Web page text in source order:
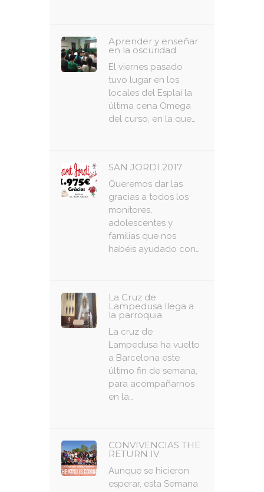
Aprender y enseñar
en la oscuridad
El viernes pasado
tuvo lugar en los
locales del Esplai la
última cena Omega
del curso, en la que…
SAN JORDI 2017
Queremos dar las
gracias a todos los
monitores,
adolescentes y
familias que nos
habéis ayudado con…
La Cruz de
Lampedusa llega a
la parroquia
La cruz de
Lampedusa ha vuelto
a Barcelona este
último fin de semana,
para acompañarnos
en la…
CONVIVENCIAS THE
RETURN IV
Aunque se hicieron
esperar, esta Semana